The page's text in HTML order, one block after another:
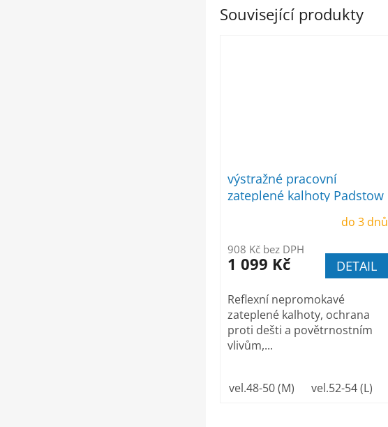
Související produkty
výstražné pracovní
zateplené kalhoty Padstow
do 3 dnů
908 Kč bez DPH
1 099 Kč DETAIL
Reflexní nepromokavé
zateplené kalhoty, ochrana
proti dešti a povětrnostním
vlivům,...
vel.48-50 (M) vel.52-54 (L)